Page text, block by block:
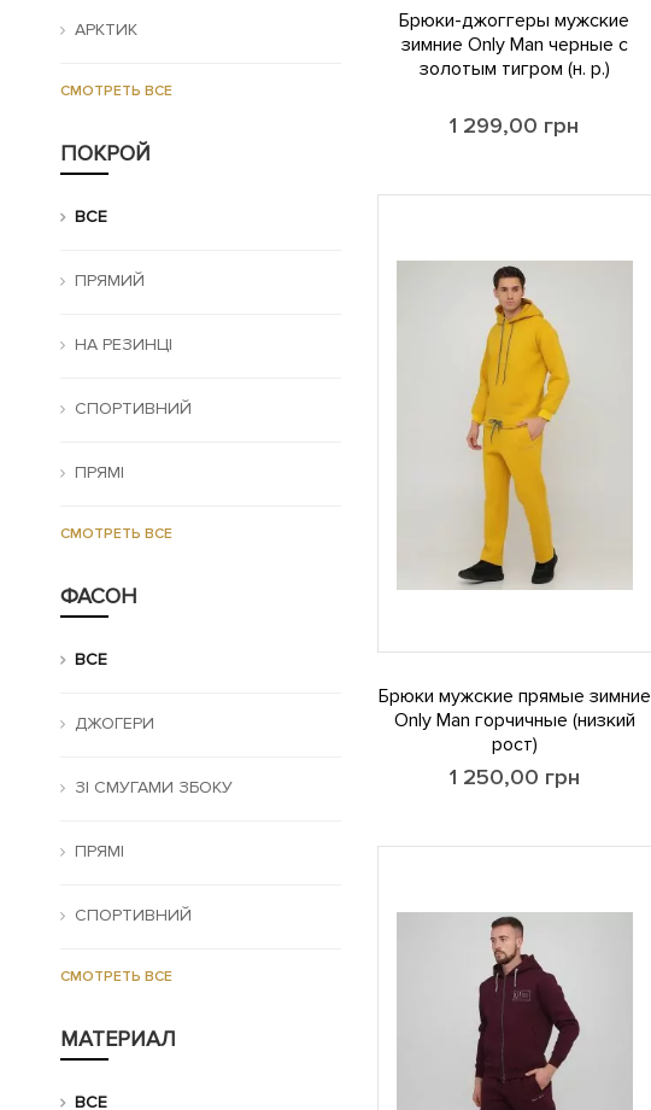
АРКТИК
СМОТРЕТЬ ВСЕ
ПОКРОЙ
ВСЕ
ПРЯМИЙ
НА РЕЗИНЦІ
СПОРТИВНИЙ
ПРЯМІ
СМОТРЕТЬ ВСЕ
ФАСОН
ВСЕ
ДЖОГЕРИ
ЗІ СМУГАМИ ЗБОКУ
ПРЯМІ
СПОРТИВНИЙ
СМОТРЕТЬ ВСЕ
МАТЕРИАЛ
ВСЕ
Брюки-джоггеры мужские
зимние Only Man черные с
золотым тигром (н. р.)
1 299,00 грн
Брюки мужские прямые зимние
Only Man горчичные (низкий
рост)
1 250,00 грн